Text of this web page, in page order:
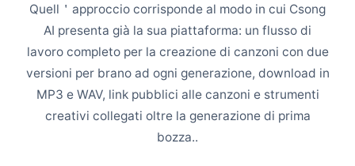
Quell＇approccio corrisponde al modo in cui Csong
AI presenta già la sua piattaforma: un flusso di
lavoro completo per la creazione di canzoni con due
versioni per brano ad ogni generazione, download in
MP3 e WAV, link pubblici alle canzoni e strumenti
creativi collegati oltre la generazione di prima
bozza..